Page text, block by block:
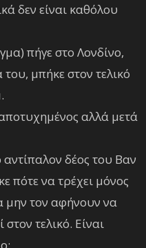
δεν είναι καθόλου
πήγε στο Λονδίνο,
μπήκε στον τελικό
αλλά μετά
δέος του Βαν
πότε να τρέχει μόνος
μην τον αφήνουν να
τελικό. Είναι